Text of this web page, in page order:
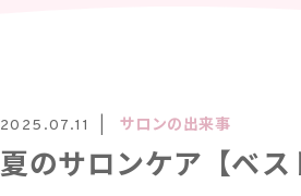
2025.07.11 サロンの出来事
夏のサロンケア【ベ